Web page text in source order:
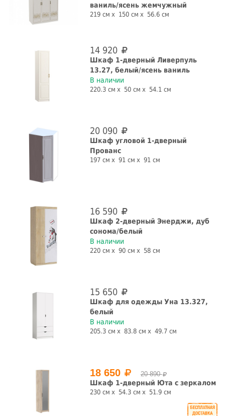
ваниль/ясень жемчужный
219 см 150 см 56.6 см
14 920
Шкаф 1-дверный Ливерпуль
13.27, белый/ясень ваниль
В наличии
220.3 см 50 см 54.1 см
20 090
Шкаф угловой 1-дверный
Прованс
197 см 91 см 91 см
16 590
Шкаф 2-дверный Энерджи, дуб
сонома/белый
В наличии
220 см 90 см 58 см
15 650
Шкаф для одежды Уна 13.327,
белый
В наличии
205.3 см 83.8 см 49.7 см
18 650 20 890
Шкаф 1-дверный Юта с зеркалом
230 см 54.3 см 51.9 см